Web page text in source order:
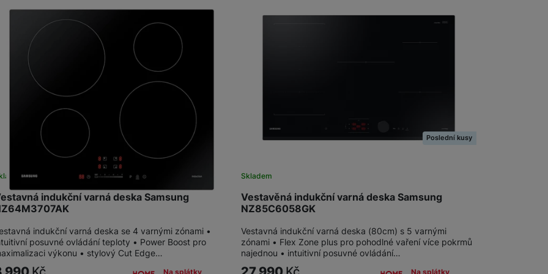
my nebo naši partneři, abychom vám mohli zobrazit vhodné obsahy nebo reklamy jak
stránkách třetích stran.
indukční varná deska Samsung
indukční varná deska se 4 varnými zónami •
posuvné ovládání teploty • Power Boost pro
výkonu • stylový Cut Edge…
Na splátky
Vestavěná indukční varná deska Samsung
NZ85C6058GK
Skladem
Poslední kusy
Vestavná indukční varná deska (80cm) s 5 varnými
zónami • Flex Zone plus pro pohodlné vaření více pokrmů
najednou • intuitivní posuvné ovládání…
Na splátky